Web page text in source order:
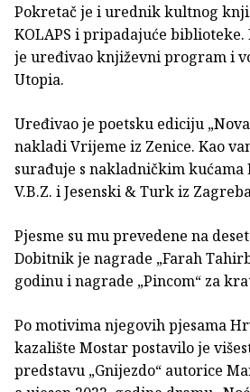
Pokretač je i urednik kultnog
KOLAPS i pripadajuće
je uređivao književni program i
Utopia.
Uređivao je poetsku ediciju
nakladi Vrijeme iz Zenice. Kao
surađuje s nakladničkim kućama
V.B.Z. i Jesenski & Turk iz
Pjesme su mu prevedene na
Dobitnik je nagrade „Farah
godinu i nagrade „Pincom“ za
Po motivima njegovih pjesama
kazalište Mostar postavilo je
predstavu „Gnijezdo“ autorice